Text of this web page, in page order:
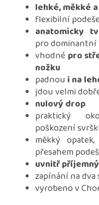
lehké, měkké
flexibilní
anatomicky
pro dominantní
vhodné pro
nožku
padnou i na
jdou velmi
nulový drop
praktický
poškození
měkký
přesahem
uvnitř
zapínání na dva
vyrobeno v